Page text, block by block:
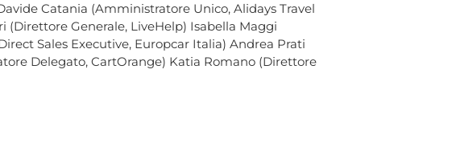
Catania (Amministratore Unico, Alidays Travel
(Direttore Generale, LiveHelp) Isabella Maggi
Sales Executive, Europcar Italia) Andrea Prati
Delegato, CartOrange) Katia Romano (Direttore